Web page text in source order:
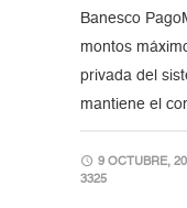
Banesco
montos
privada del
mantiene el
9 OCTUBRE,
3325